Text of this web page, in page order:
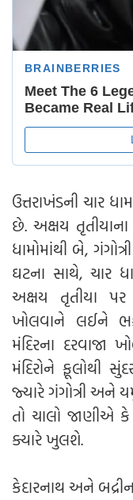
ઉત્તરાખંડની ચાર
છે. અક્ષય
ધામોમાંથી બે,
ઘટના સાથે, ચાર
અક્ષય તૃતીયા પર
ખોલવાને લઈને
મંદિરના દરવાજા
મંદિરોને ફૂલોથી
જ્યારે ગંગોત્રી અને
તો ચાલો જાણીએ કે
ક્યારે ખુલશે.
કેદારનાથ અને